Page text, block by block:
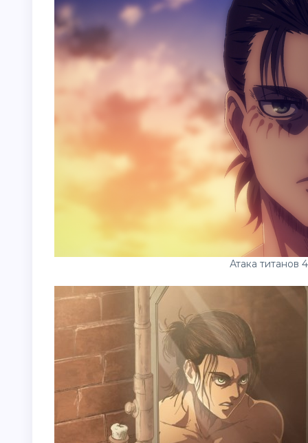
Атака титанов